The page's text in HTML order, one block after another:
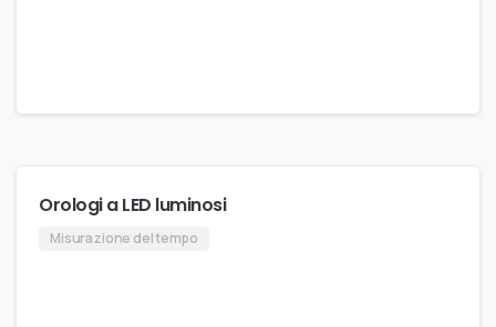
Orologi a LED luminosi
Misurazione del tempo